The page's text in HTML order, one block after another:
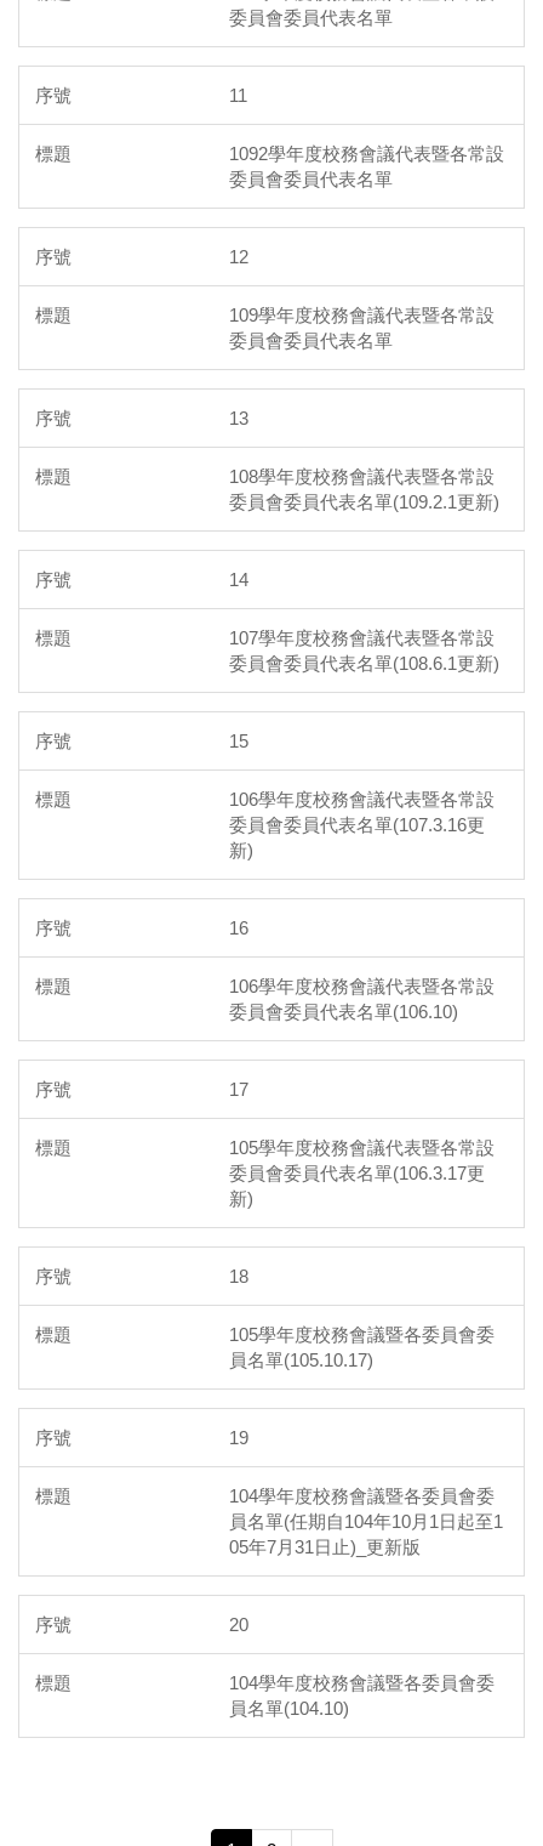
委員會委員代表名單
11
1092學年度校務會議代表暨各常設
委員會委員代表名單
12
109學年度校務會議代表暨各常設
委員會委員代表名單
13
108學年度校務會議代表暨各常設
委員會委員代表名單(109.2.1更新)
14
107學年度校務會議代表暨各常設
委員會委員代表名單(108.6.1更新)
15
106學年度校務會議代表暨各常設
委員會委員代表名單(107.3.16更
新)
16
106學年度校務會議代表暨各常設
委員會委員代表名單(106.10)
17
105學年度校務會議代表暨各常設
委員會委員代表名單(106.3.17更
新)
18
105學年度校務會議暨各委員會委
員名單(105.10.17)
19
104學年度校務會議暨各委員會委
員名單(任期自104年10月1日起至1
05年7月31日止)_更新版
20
104學年度校務會議暨各委員會委
員名單(104.10)